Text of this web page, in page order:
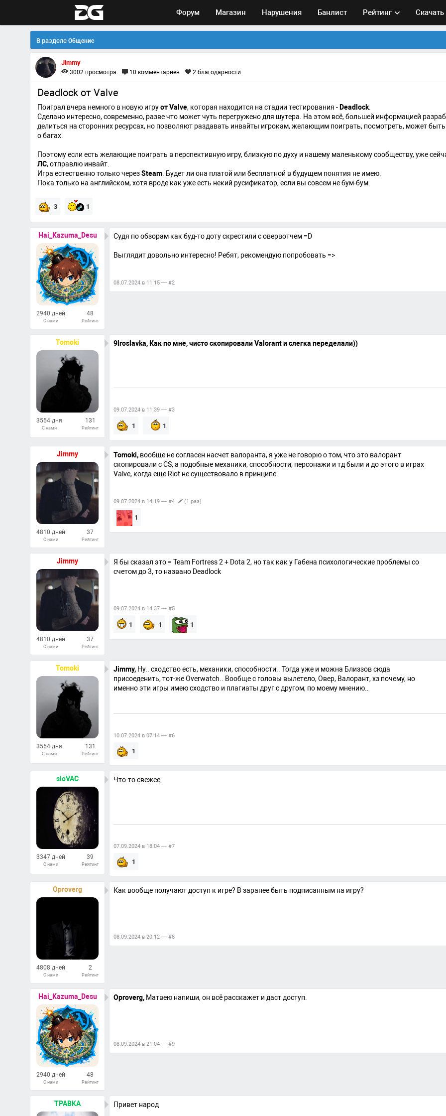
Форум Магазин Нарушения Банлист Рейтинг Скачать
В разделе Общение
Jimmy
3002 просмотра 10 комментариев 2 благодарности
Deadlock от Valve
Поиграл вчера немного в новую игруот Valve, которая находится на стадии тестирования - Deadlock.
Сделано интересно, современно, разве что может чуть перегружено для шутера. На этом всё, большей информацией
делиться на сторонних ресурсах, но позволяют раздавать инвайты игрокам, желающим поиграть, посмотреть, может
о багах.
Поэтому если есть желающие поиграть в перспективную игру, близкую по духу и нашему маленькому сообществу, уже
ЛС, отправлю инвайт.
Игра естественно только черезSteam . Будет ли она платой или бесплатной в будущем понятия не имею.
Пока только на английском, хотя вроде как уже есть некий русификатор, если вы совсем не бум-бум.
3 1
Hai_Kazuma_Desu
2940 дней
С нами
48
Рейтинг
873
Судя по обзорам как буд-то доту скрестили с овервотчем =D
Выглядит довольно интересно! Ребят, рекомендую попробовать =>
08.07.2024 в 11:15 — #2
Tomoki
3554 дня
С нами
131
Рейтинг
1097
Ответов
9lroslavka, Как по мне, чисто скопировали Valorant и слегка переделали))
09.07.2024 в 11:39 — #3
1 1
Jimmy
4810 дней
С нами
37
Рейтинг
835
Tomoki, вообще не согласен насчет валоранта, я уже не говорю о том, что это валорант
скопировали с CS, а подобные механики, способности, персонажи и тд были и до этого в играх
Valve, когда еще Riot не существовало в принципе
09.07.2024 в 14:19 — #4 (1 раз)
1
Jimmy
4810 дней
С нами
37
Рейтинг
835
Я бы сказал это = Team Fortress 2 + Dota 2, но так как у Габена психологические проблемы со
счетом до 3, то названо Deadlock
09.07.2024 в 14:37 — #5
1 1 1
Tomoki
3554 дня
С нами
131
Рейтинг
1097
Ответов
Jimmy, Ну.. сходство есть, механики, способности.. Тогда уже и можна Близзов сюда
присоеденить, тот-же Overwatch.. Вообще с головы вылетело, Овер, Валорант, хз почему, но
именно эти игры имею сходство и плагиаты друг с другом, по моему мнению..
10.07.2024 в 07:14 — #6
1
sloVAC
3347 дней
С нами
39
Рейтинг
327
Ответов
Что-то свежее
07.09.2024 в 18:04 — #7
1
Oproverg
4808 дней
С нами
2
Рейтинг
190
Ответов
Как вообще получают доступ к игре? В заранее быть подписанным на игру?
08.09.2024 в 20:12 — #8
Hai_Kazuma_Desu
2940 дней
С нами
48
Рейтинг
873
Oproverg, Матвею напиши, он всё расскажет и даст доступ.
08.09.2024 в 21:04 — #9
TPABKA Привет народ